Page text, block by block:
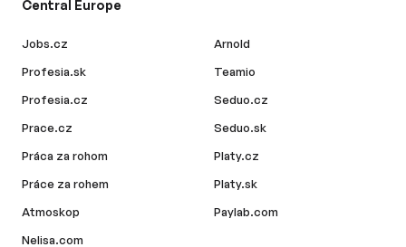
Central Europe
Jobs.cz
Profesia.sk
Profesia.cz
Prace.cz
Práca za rohom
Práce za rohem
Atmoskop
Nelisa.com
Arnold
Teamio
Seduo.cz
Seduo.sk
Platy.cz
Platy.sk
Paylab.com